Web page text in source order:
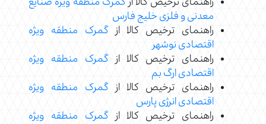
معدنی و فلزی خلیج فارس
راهنمای ترخیص کالا ازگمرک منطقه ویژه
اقتصادی نوشهر
راهنمای ترخیص کالا ازگمرک منطقه ویژه
اقتصادی ارگ بم
راهنمای ترخیص کالا ازگمرک منطقه ویژه
اقتصادی انرژی پارس
راهنمای ترخیص کالا ازگمرک منطقه ویژه